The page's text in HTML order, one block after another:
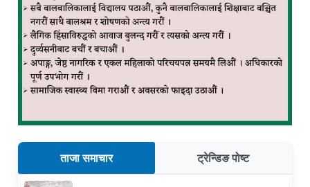
ताजा समाचार ट्रेन्डिङ पोष्ट